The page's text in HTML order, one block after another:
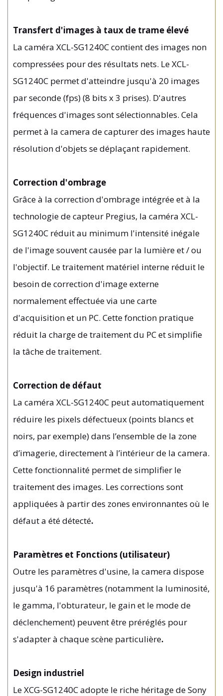
Transfert d'images à taux de trame élevé
La caméra XCL-SG1240C contient des images non
compressées pour des résultats nets. Le XCL-
SG1240C permet d'atteindre jusqu'à 20 images
par seconde (fps) (8 bits x 3 prises). D'autres
fréquences d'images sont sélectionnables. Cela
permet à la camera de capturer des images haute
résolution d'objets se déplaçant rapidement.
Correction d'ombrage
Grâce à la correction d'ombrage intégrée et à la
technologie de capteur Pregius, la caméra XCL-
SG1240C réduit au minimum l'intensité inégale
de l'image souvent causée par la lumière et / ou
l'objectif. Le traitement matériel interne réduit le
besoin de correction d'image externe
normalement effectuée via une carte
d'acquisition et un PC. Cette fonction pratique
réduit la charge de traitement du PC et simplifie
la tâche de traitement.
Correction de défaut
La caméra XCL-SG1240C peut automatiquement
réduire les pixels défectueux (points blancs et
noirs, par exemple) dans l’ensemble de la zone
d’imagerie, directement à l’intérieur de la camera.
Cette fonctionnalité permet de simplifier le
traitement des images. Les corrections sont
appliquées à partir des zones environnantes où le
défaut a été détecté.
Paramètres et Fonctions (utilisateur)
Outre les paramètres d'usine, la camera dispose
jusqu'à 16 paramètres (notamment la luminosité,
le gamma, l'obturateur, le gain et le mode de
déclenchement) peuvent être préréglés pour
s'adapter à chaque scène particulière.
Design industriel
Le XCG-SG1240C adopte le riche héritage de Sony